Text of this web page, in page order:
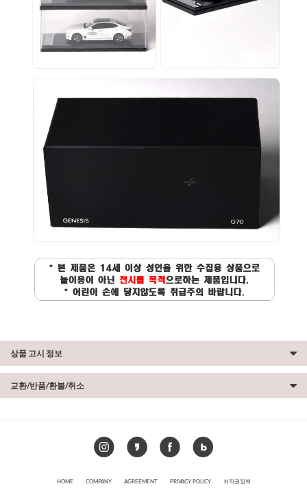
상품 고시 정보
교환/반품/환불/취소
HOME COMPANY AGREEMENT PRIVACY POLICY 저작권정책